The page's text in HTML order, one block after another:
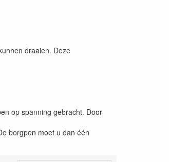
draaien. Deze
op spanning gebracht. Door
borgpen moet u dan één